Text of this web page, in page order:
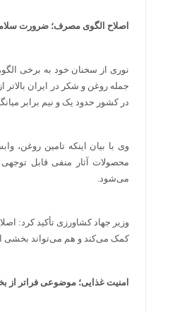
اصلاح الگوی مصرف؛ ضرورت
نوری از سخنان خود به برخی
جمله روغن و شکر در ایران
در کشور حدود یک و نیم برابر
وی با بیان اینکه تامین
محصولات آثار منفی قابل
می‌شود.
وزیر جهاد کشاورزی تأکید کرد:
کمک می‌کند و هم می‌تواند بخشی
امنیت غذایی؛ موضوعی فراتر